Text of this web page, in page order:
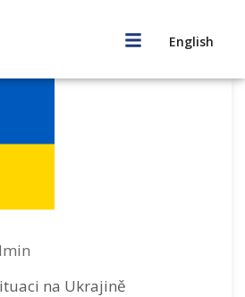
English
na Ukrajině